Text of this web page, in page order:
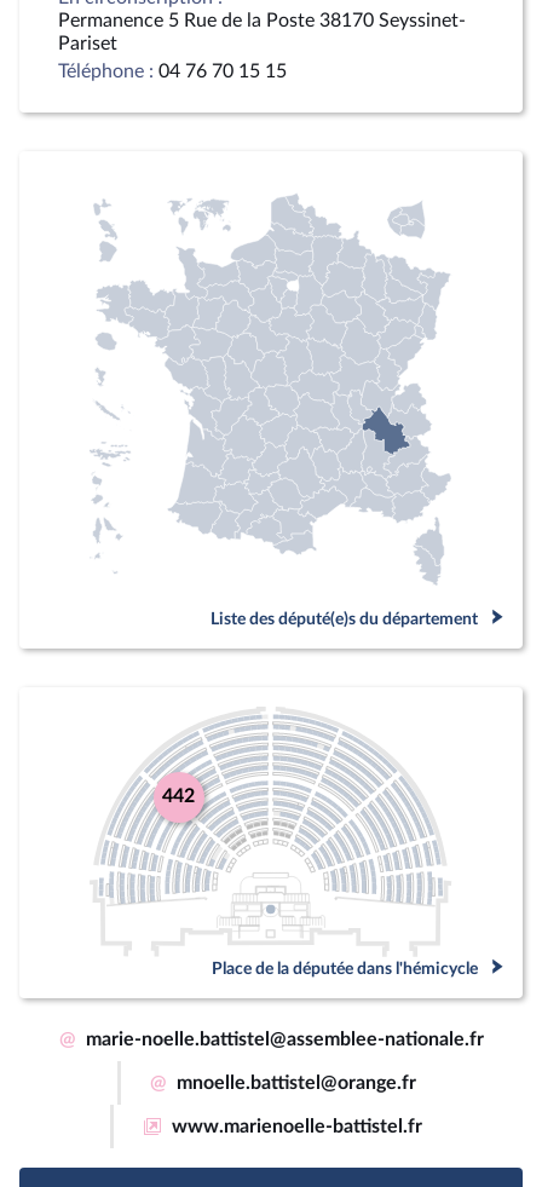
Permanence 5 Rue de la Poste 38170 Seyssinet-
Pariset
Téléphone : 04 76 70 15 15
Liste des député(e)s du département
442
Place de la députée dans l'hémicycle
@ marie-noelle.battistel@assemblee-nationale.fr
@ mnoelle.battistel@orange.fr
www.marienoelle-battistel.fr